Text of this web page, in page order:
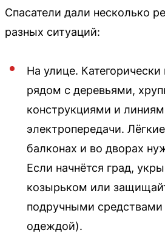
Спасатели дали несколько
разных ситуаций:
На улице. Категорически
рядом с деревьями,
конструкциями и
электропередачи.
балконах и во дворах
Если начнётся град,
козырьком или
подручными
одеждой).